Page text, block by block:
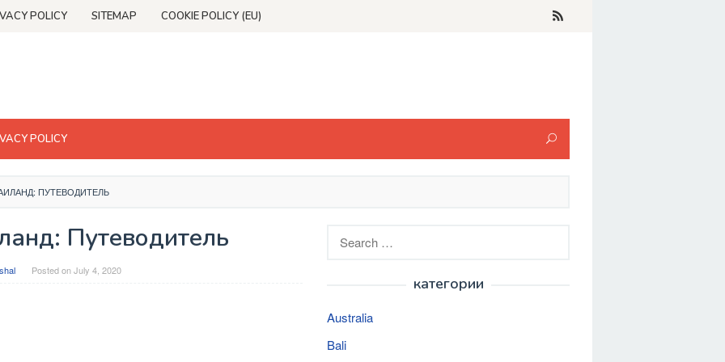
POLICY SITEMAP COOKIE POLICY (EU)
POLICY
ПУТЕВОДИТЕЛЬ
Путеводитель
Posted onJuly 4, 2020
категории
Australia
Bali